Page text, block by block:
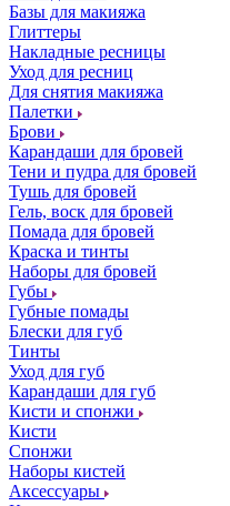
Базы для макияжа
Глиттеры
Накладные ресницы
Уход для ресниц
Для снятия макияжа
Палетки
Брови
Карандаши для бровей
Тени и пудра для бровей
Тушь для бровей
Гель, воск для бровей
Помада для бровей
Краска и тинты
Наборы для бровей
Губы
Губные помады
Блески для губ
Тинты
Уход для губ
Карандаши для губ
Кисти и спонжи
Кисти
Спонжи
Наборы кистей
Аксессуары